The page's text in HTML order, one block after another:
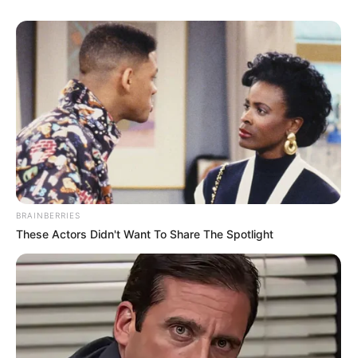
BRAINBERRIES
These Actors Didn't Want To Share The Spotlight